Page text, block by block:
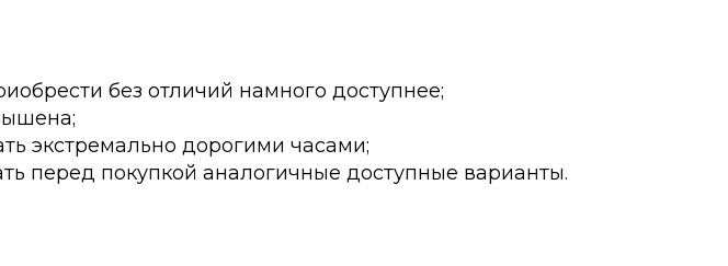
без отличий намного доступнее;
экстремально дорогими часами;
перед покупкой аналогичные доступные варианты.